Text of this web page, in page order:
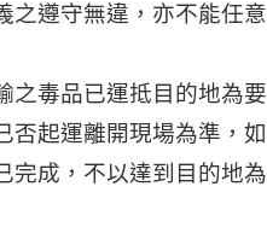
之遵守無違，亦不能任意
之毒品已運抵目的地為要
否起運離開現場為準，如
完成，不以達到目的地為